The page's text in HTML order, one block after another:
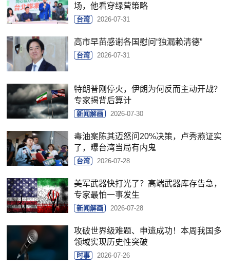
场，他看穿绿营策略
台湾 2026-07-31
高市早苗感谢各国慰问“独漏赖清德”
台湾 2026-07-31
特朗普刚停火，伊朗为何反而主动开战？
专家揭背后算计
新闻解画 2026-07-30
毒油案陈其迈怒问20%决策，卢秀燕证实
了，曝台湾当局有内鬼
台湾 2026-07-28
美军武器快打光了？高端武器库存告急，
专家最怕一事发生
新闻解画 2026-07-28
攻破世界级难题、申遗成功！本周我国多
领域实现历史性突破
时事 2026-07-26